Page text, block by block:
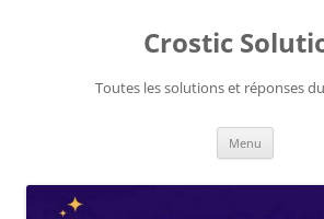
Crostic
Toutes les solutions et réponses
Menu